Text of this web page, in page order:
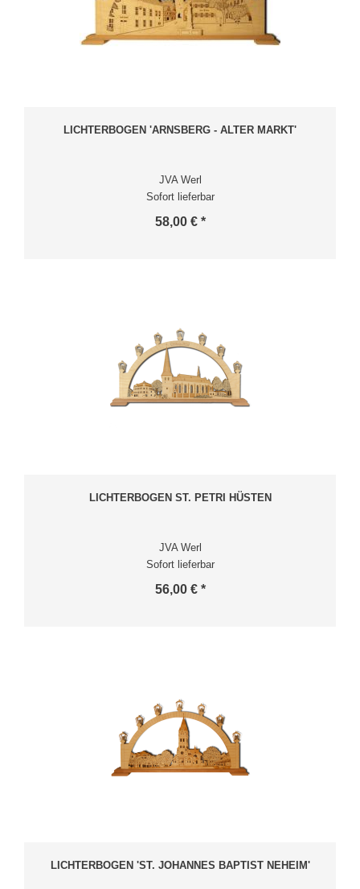
LICHTERBOGEN 'ARNSBERG - ALTER MARKT'
JVA Werl
Sofort lieferbar
58,00 € *
LICHTERBOGEN ST. PETRI HÜSTEN
JVA Werl
Sofort lieferbar
56,00 € *
LICHTERBOGEN 'ST. JOHANNES BAPTIST NEHEIM'